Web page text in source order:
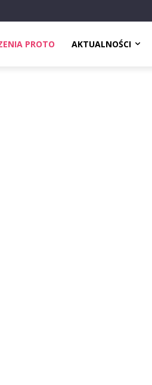
PROTO AKTUALNOŚCI